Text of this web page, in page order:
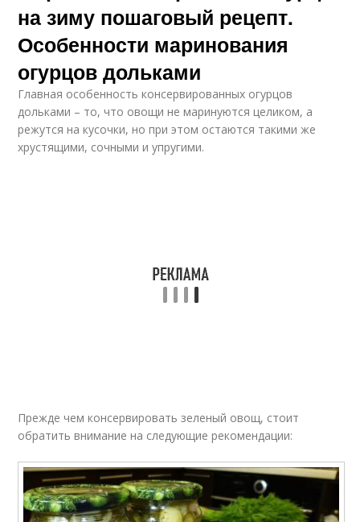
Вкусный рецепт
Оригинальный
на зиму пошаговый рецепт.
Особенности маринования
огурцов дольками
Главная особенность консервированных огурцов
дольками – то, что овощи не маринуются целиком, а
режутся на кусочки, но при этом остаются такими же
хрустящими, сочными и упругими.
Прежде чем консервировать зеленый овощ, стоит
обратить внимание на следующие рекомендации: